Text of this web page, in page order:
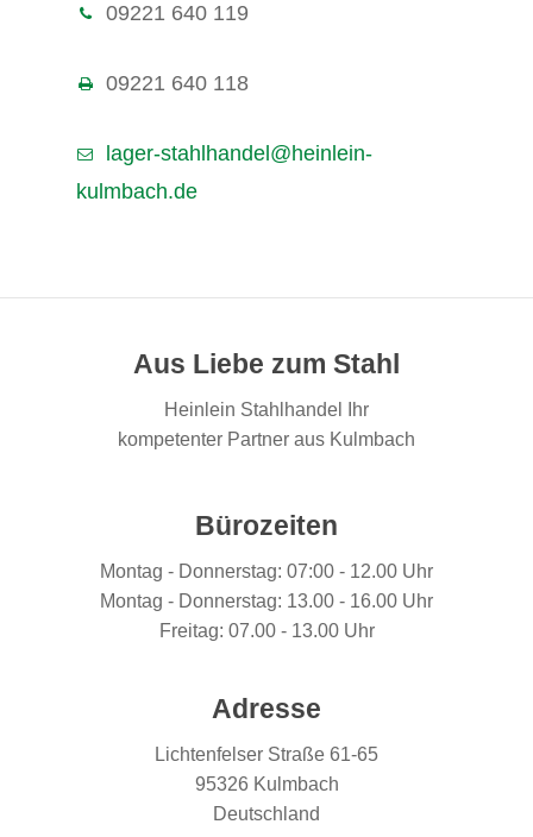
09221 640 119
09221 640 118
lager-stahlhandel@heinlein-
kulmbach.de
Aus Liebe zum Stahl
Heinlein Stahlhandel Ihr
kompetenter Partner aus Kulmbach
Bürozeiten
Montag - Donnerstag: 07:00 - 12.00 Uhr
Montag - Donnerstag: 13.00 - 16.00 Uhr
Freitag: 07.00 - 13.00 Uhr
Adresse
Lichtenfelser Straße 61-65
95326 Kulmbach
Deutschland